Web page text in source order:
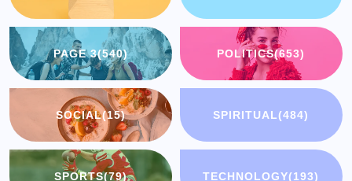
PAGE 3(540) POLITICS(653)
SOCIAL(15) SPIRITUAL(484)
SPORTS(79) TECHNOLOGY(193)